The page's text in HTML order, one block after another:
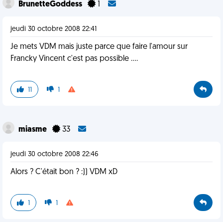
BrunetteGoddess
jeudi 30 octobre 2008 22:41
Je mets VDM mais juste parce que faire l'amour sur
Francky Vincent c'est pas possible ....
11 1
miasme 33
jeudi 30 octobre 2008 22:46
Alors ? C'était bon ? :)) VDM xD
1 1